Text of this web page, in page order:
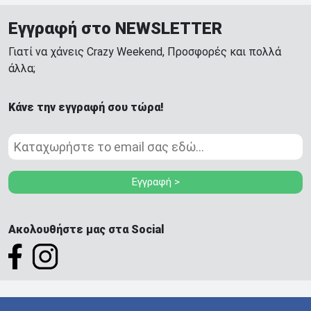
Εγγραφή στο NEWSLETTER
Γιατί να χάνεις Crazy Weekend, Προσφορές και πολλά
άλλα;
Κάνε την εγγραφή σου τώρα!
Εγγραφή >
Ακολουθήστε μας στα Social